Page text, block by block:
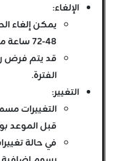
الإلغاء:
يمكن إلغاء
48-72 ساعة من موعد الرحلة.
قد يتم فرض
الفترة.
التغيير:
التغييرات
قبل الموعد
في حالة